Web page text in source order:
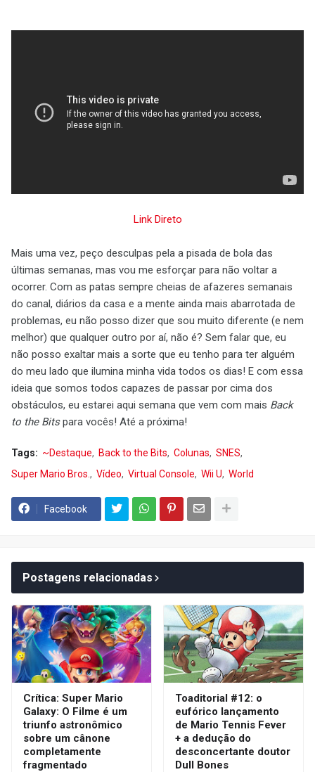
Link Direto
Mais uma vez, peço desculpas pela a pisada de bola das
últimas semanas, mas vou me esforçar para não voltar a
ocorrer. Com as patas sempre cheias de afazeres semanais
do canal, diários da casa e a mente ainda mais abarrotada de
problemas, eu não posso dizer que sou muito diferente (e nem
melhor) que qualquer outro por aí, não é? Sem falar que, eu
não posso exaltar mais a sorte que eu tenho para ter alguém
do meu lado que ilumina minha vida todos os dias! E com essa
ideia que somos todos capazes de passar por cima dos
obstáculos, eu estarei aqui semana que vem com mais Back
to the Bitspara vocês! Até a próxima!
Tags: ~Destaque Back to the Bits Colunas
SNES
Super Mario Bros.
Vídeo Virtual Console Wii U World
Facebook
Postagens relacionadas
Crítica: Super Mario
Galaxy: O Filme é um
triunfo astronômico
sobre um cânone
completamente
fragmentado
Toaditorial #12: o
eufórico lançamento
de Mario Tennis Fever
+ a dedução do
desconcertante doutor
Dull Bones